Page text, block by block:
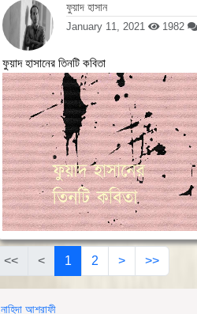
ফুয়াদ হাসান
January 11, 2021 1982
ফুয়াদ হাসানের তিনটি কবিতা
<< < 1 2 > >>
নাহিদা আশরাফী